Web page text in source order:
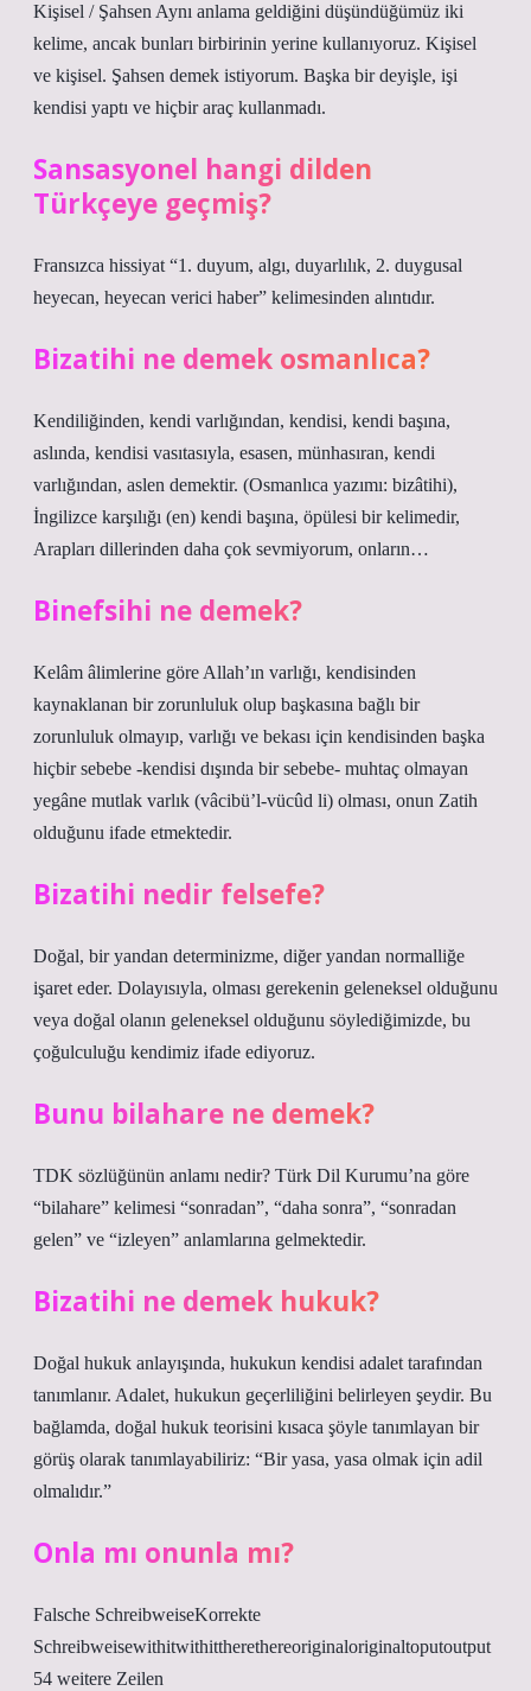
Kişisel / Şahsen Aynı anlama geldiğini düşündüğümüz iki
kelime, ancak bunları birbirinin yerine kullanıyoruz. Kişisel
ve kişisel. Şahsen demek istiyorum. Başka bir deyişle, işi
kendisi yaptı ve hiçbir araç kullanmadı.
Sansasyonel hangi dilden
Türkçeye geçmiş?
Fransızca hissiyat “1. duyum, algı, duyarlılık, 2. duygusal
heyecan, heyecan verici haber” kelimesinden alıntıdır.
Bizatihi ne demek osmanlıca?
Kendiliğinden, kendi varlığından, kendisi, kendi başına,
aslında, kendisi vasıtasıyla, esasen, münhasıran, kendi
varlığından, aslen demektir. (Osmanlıca yazımı: bizâtihi),
İngilizce karşılığı (en) kendi başına, öpülesi bir kelimedir,
Arapları dillerinden daha çok sevmiyorum, onların…
Binefsihi ne demek?
Kelâm âlimlerine göre Allah’ın varlığı, kendisinden
kaynaklanan bir zorunluluk olup başkasına bağlı bir
zorunluluk olmayıp, varlığı ve bekası için kendisinden başka
hiçbir sebebe -kendisi dışında bir sebebe- muhtaç olmayan
yegâne mutlak varlık (vâcibü’l-vücûd li) olması, onun Zatih
olduğunu ifade etmektedir.
Bizatihi nedir felsefe?
Doğal, bir yandan determinizme, diğer yandan normalliğe
işaret eder. Dolayısıyla, olması gerekenin geleneksel olduğunu
veya doğal olanın geleneksel olduğunu söylediğimizde, bu
çoğulculuğu kendimiz ifade ediyoruz.
Bunu bilahare ne demek?
TDK sözlüğünün anlamı nedir? Türk Dil Kurumu’na göre
“bilahare” kelimesi “sonradan”, “daha sonra”, “sonradan
gelen” ve “izleyen” anlamlarına gelmektedir.
Bizatihi ne demek hukuk?
Doğal hukuk anlayışında, hukukun kendisi adalet tarafından
tanımlanır. Adalet, hukukun geçerliliğini belirleyen şeydir. Bu
bağlamda, doğal hukuk teorisini kısaca şöyle tanımlayan bir
görüş olarak tanımlayabiliriz: “Bir yasa, yasa olmak için adil
olmalıdır.”
Onla mı onunla mı?
Falsche SchreibweiseKorrekte
Schreibweisewithitwithittherethereoriginaloriginaltoputoutput
54 weitere Zeilen